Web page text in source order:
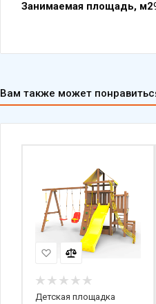
Занимаемая площадь, м2
Вам также может
Детская площадка